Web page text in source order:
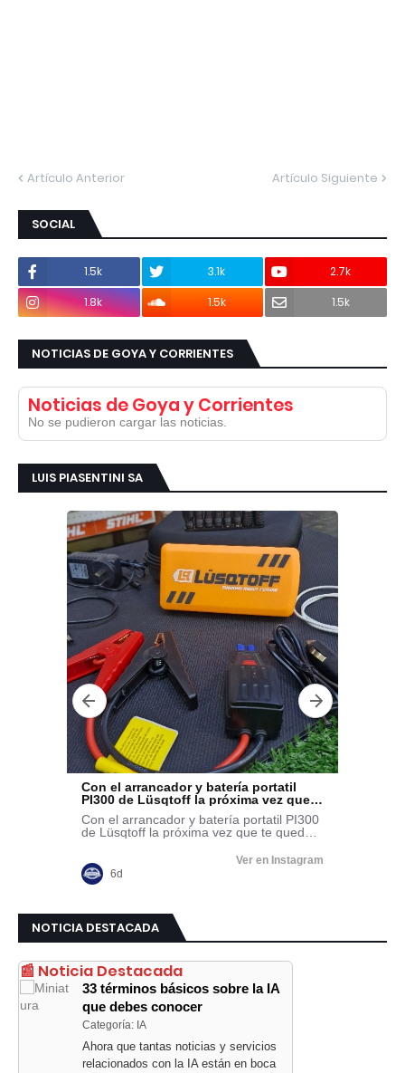
Artículo Anterior Artículo Siguiente
SOCIAL
1.5k 3.1k
2.7k
1.8k
1.5k 1.5k
NOTICIAS DE GOYA Y CORRIENTES
Noticias de Goya y Corrientes
No se pudieron cargar las noticias.
LUIS PIASENTINI SA
NOTICIA DESTACADA
📰 Noticia Destacada
33 términos básicos sobre la IA
que debes conocer
Categoría: IA
Ahora que tantas noticias y servicios
relacionados con la IA están en boca